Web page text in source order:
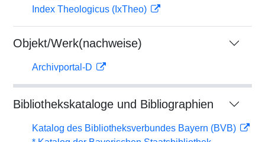
Index Theologicus (IxTheo)
Objekt/Werk(nachweise)
Archivportal-D
Bibliothekskataloge und Bibliographien
Katalog des Bibliotheksverbundes Bayern (BVB)